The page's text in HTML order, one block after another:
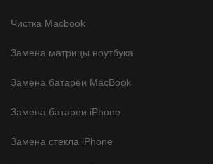
Чистка Macbook
Замена матрицы ноутбука
Замена батареи MacBook
Замена батареи iPhone
Замена стекла iPhone